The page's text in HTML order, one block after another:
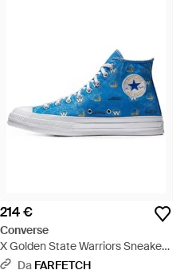
214 €
Converse
X Golden State Warriors Sneakers
Alte Chuck Taylor All Star 70 - Blu
Da FARFETCH